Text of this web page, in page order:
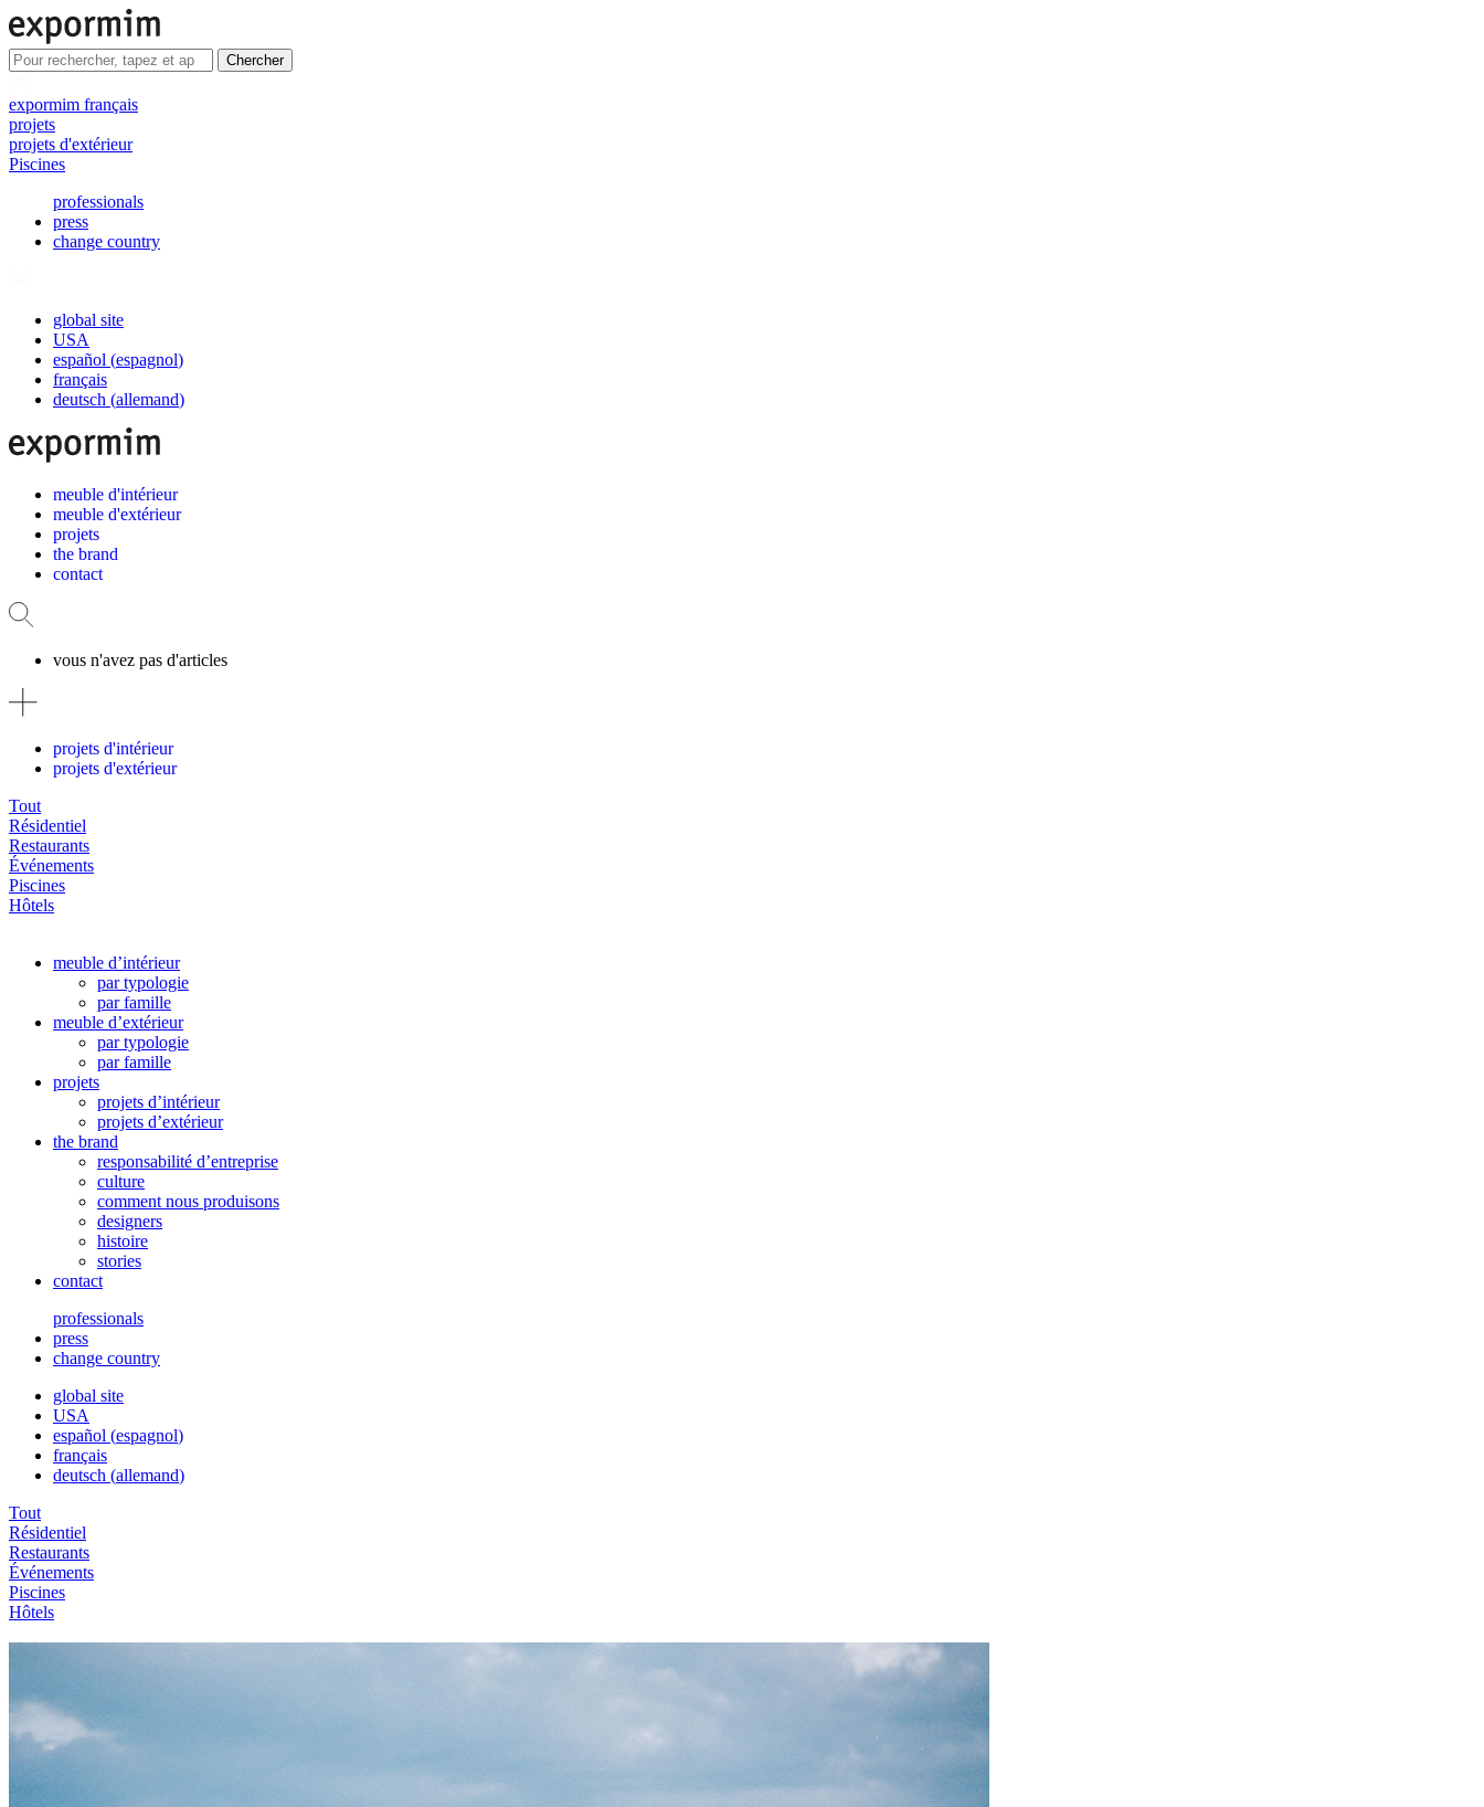
Chercher
expormim français
projets
projets d'extérieur
Piscines
professionals
press
change country
global site
USA
español (espagnol)
français
deutsch (allemand)
meuble d'intérieur
meuble d'extérieur
projets
the brand
contact
vous n'avez pas d'articles
projets d'intérieur
projets d'extérieur
Tout
Résidentiel
Restaurants
Événements
Piscines
Hôtels
meuble d’intérieur
par typologie
par famille
meuble d’extérieur
par typologie
par famille
projets
projets d’intérieur
projets d’extérieur
the brand
responsabilité d’entreprise
culture
comment nous produisons
designers
histoire
stories
contact
professionals
press
change country
global site
USA
español (espagnol)
français
deutsch (allemand)
Tout
Résidentiel
Restaurants
Événements
Piscines
Hôtels